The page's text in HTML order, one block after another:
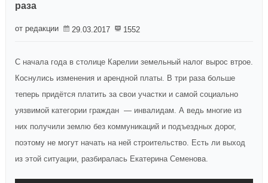
раза
от редакции 29.03.2017 1552
С начала года в столице Карелии земельный налог вырос втрое.
Коснулись изменения и арендной платы. В три раза больше
теперь придётся платить за свои участки и самой социально
уязвимой категории граждан — инвалидам. А ведь многие из
них получили землю без коммуникаций и подъездных дорог,
поэтому не могут начать на ней строительство. Есть ли выход
из этой ситуации, разбиралась Екатерина Семенова.